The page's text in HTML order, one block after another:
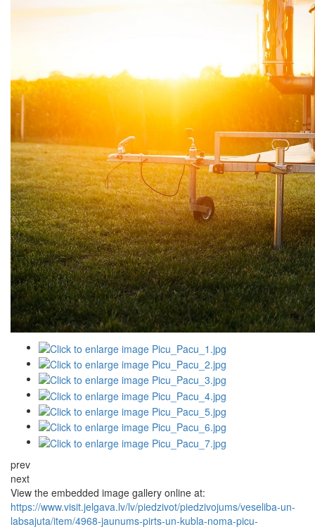
prev
next
View the embedded image gallery online at:
https://www.visit.jelgava.lv/lv/piedzivot/piedzivojums/veseliba-un-
labsajuta/item/4968-jaunums-pirts-un-kubla-noma-picu-